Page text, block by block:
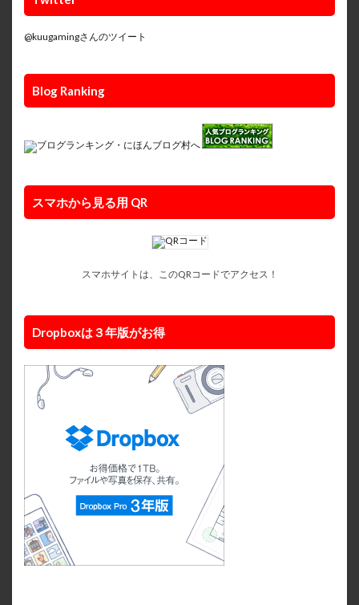
@kuugamingさんのツイート
Blog Ranking
スマホから見る用 QR
スマホサイトは、このQRコードでアクセス！
Dropboxは３年版がお得